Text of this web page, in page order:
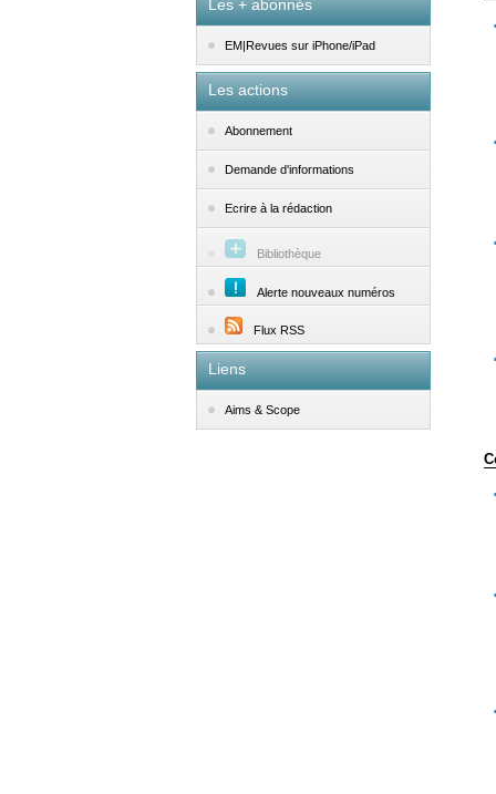
Les + abonnés
EM|Revues sur iPhone/iPad
Les actions
Abonnement
Demande d'informations
Ecrire à la rédaction
Bibliothèque
Alerte nouveaux numéros
Flux RSS
Liens
Aims & Scope